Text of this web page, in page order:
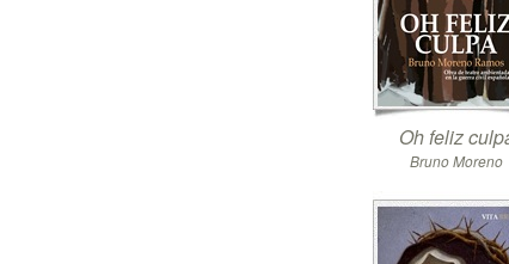
Oh feliz
Bruno Moreno